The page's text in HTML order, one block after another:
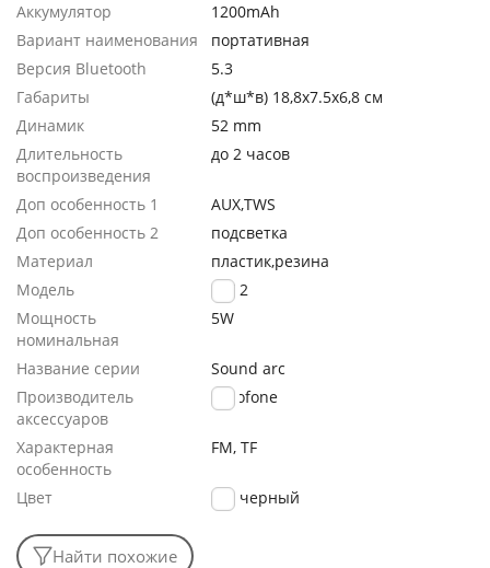
Аккумулятор
1200mAh
Вариант наименования
портативная
Версия Bluetooth
5.3
Габариты
(д*ш*в) 18,8х7.5х6,8 см
Динамик
52 mm
Длительность
воспроизведения
до 2 часов
Доп особенность 1
AUX,TWS
Доп особенность 2
подсветка
Материал
пластик,резина
Модель
BR32
Мощность
номинальная
5W
Название серии
Sound arc
Производитель
аксессуаров
Borofone
Характерная
особенность
FM, TF
Цвет черный
Найти похожие